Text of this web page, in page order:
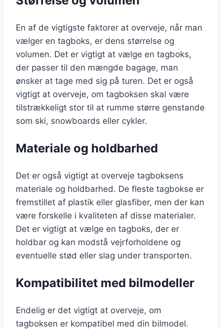
En af de vigtigste faktorer at overveje, når man
vælger en tagboks, er dens størrelse og
volumen. Det er vigtigt at vælge en tagboks,
der passer til den mængde bagage, man
ønsker at tage med sig på turen. Det er også
vigtigt at overveje, om tagboksen skal være
tilstrækkeligt stor til at rumme større genstande
som ski, snowboards eller cykler.
Materiale og holdbarhed
Det er også vigtigt at overveje tagboksens
materiale og holdbarhed. De fleste tagbokse er
fremstillet af plastik eller glasfiber, men der kan
være forskelle i kvaliteten af disse materialer.
Det er vigtigt at vælge en tagboks, der er
holdbar og kan modstå vejrforholdene og
eventuelle stød eller slag under transporten.
Kompatibilitet med bilmodeller
Endelig er det vigtigt at overveje, om
tagboksen er kompatibel med din bilmodel.